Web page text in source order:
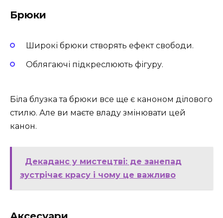
Брюки
Широкі брюки створять ефект свободи.
Облягаючі підкреслюють фігуру.
Біла блузка та брюки все ще є каноном ділового
стилю. Але ви маєте владу змінювати цей
канон.
Декаданс у мистецтві: де занепад
зустрічає красу і чому це важливо